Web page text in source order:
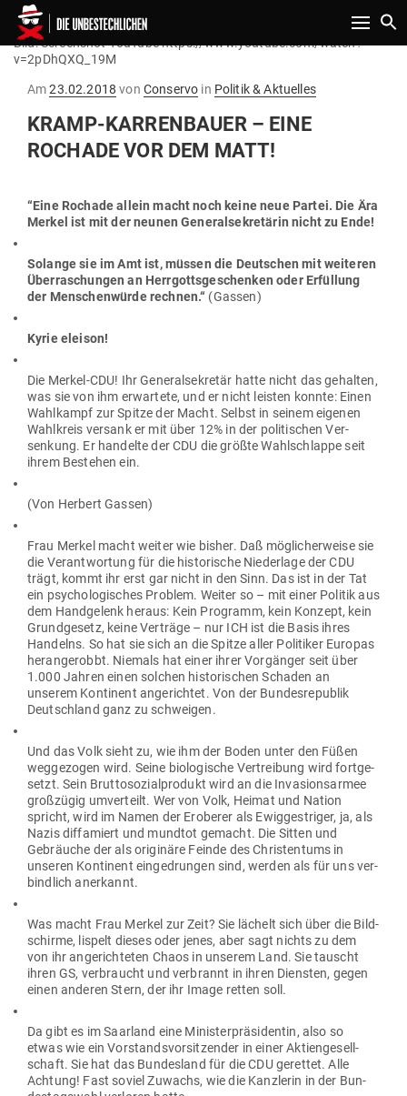
Toggle
Bild: Screenshot YouTube https://www.youtube.com/watch?
v=2pDhQXQ_19M
AmGepostet
23.02.2018 von Conservo in Politik & Aktuelles
KRAMP-KAR­REN­BAUER – EINE
ROCHADE VOR DEM MATT!
“Eine Rochade allein macht noch keine neue Partei. Die Ära
Merkel ist mit der neunen Gene­ral­se­kre­tärin nicht zu Ende!
Solange sie im Amt ist, müssen die Deut­schen mit wei­teren
Über­ra­schungen an Herr­gotts­ge­schenken oder Erfüllung
der Men­schen­würde rechnen.“ (Gassen)
Kyrie eleison!
Die Merkel-CDU! Ihr Gene­ral­se­kretär hatte nicht das gehalten,
was sie von ihm erwartete, und er nicht leisten konnte: Einen
Wahl­kampf zur Spitze der Macht. Selbst in seinem eigenen
Wahl­kreis versank er mit über 12% in der poli­ti­schen Ver­
senkung. Er han­delte der CDU die größte Wahl­schlappe seit
ihrem Bestehen ein.
(Von Herbert Gassen)
Frau Merkel macht weiter wie bisher. Daß mög­li­cher­weise sie
die Ver­ant­wortung für die his­to­rische Nie­derlage der CDU
trägt, kommt ihr erst gar nicht in den Sinn. Das ist in der Tat
ein psy­cho­lo­gi­sches Problem. Weiter so – mit einer Politik aus
dem Hand­gelenk heraus: Kein Pro­gramm, kein Konzept, kein
Grund­gesetz, keine Ver­träge – nur ICH ist die Basis ihres
Han­delns. So hat sie sich an die Spitze aller Poli­tiker Europas
her­an­ge­robbt. Niemals hat einer ihrer Vor­gänger seit über
1.000 Jahren einen solchen his­to­ri­schen Schaden an
unserem Kon­tinent ange­richtet. Von der Bun­des­re­publik
Deutschland ganz zu schweigen.
Und das Volk sieht zu, wie ihm der Boden unter den Füßen
weg­ge­zogen wird. Seine bio­lo­gische Ver­treibung wird fort­ge­
setzt. Sein Brut­to­so­zi­al­produkt wird an die Inva­si­ons­armee
groß­zügig umver­teilt. Wer von Volk, Heimat und Nation
spricht, wird im Namen der Eroberer als Ewig­gest­riger, ja, als
Nazis dif­fa­miert und mundtot gemacht. Die Sitten und
Gebräuche der als ori­ginäre Feinde des Chris­tentums in
unseren Kon­tinent ein­ge­drungen sind, werden als für uns ver­
bindlich anerkannt.
Was macht Frau Merkel zur Zeit? Sie lächelt sich über die Bild­
schirme, lispelt dieses oder jenes, aber sagt nichts zu dem
von ihr ange­rich­teten Chaos in unserem Land. Sie tauscht
ihren GS, ver­braucht und ver­brannt in ihren Diensten, gegen
einen anderen Stern, der ihr Image retten soll.
Da gibt es im Saarland eine Minis­ter­prä­si­dentin, also so
etwas wie ein Vor­stands­vor­sit­zender in einer Akti­en­ge­sell­
schaft. Sie hat das Bun­desland für die CDU gerettet. Alle
Achtung! Fast soviel Zuwachs, wie die Kanz­lerin in der Bun­